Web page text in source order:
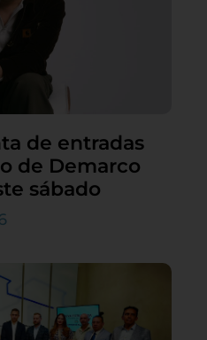
de entradas
de Demarco
sábado